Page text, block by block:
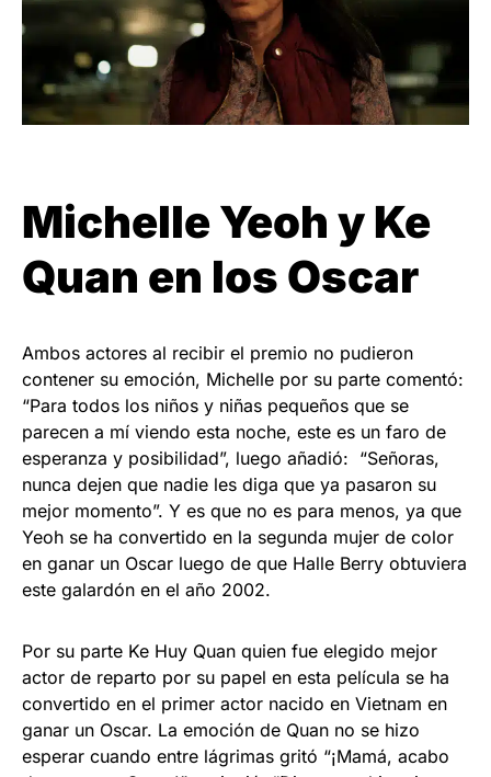
Michelle Yeoh y Ke
Quan en los Oscar
Ambos actores al recibir el premio no pudieron
contener su emoción, Michelle por su parte comentó:
“Para todos los niños y niñas pequeños que se
parecen a mí viendo esta noche, este es un faro de
esperanza y posibilidad”, luego añadió: “Señoras,
nunca dejen que nadie les diga que ya pasaron su
mejor momento”. Y es que no es para menos, ya que
Yeoh se ha convertido en la segunda mujer de color
en ganar un Oscar luego de que Halle Berry obtuviera
este galardón en el año 2002.
Por su parte Ke Huy Quan quien fue elegido mejor
actor de reparto por su papel en esta película se ha
convertido en el primer actor nacido en Vietnam en
ganar un Oscar. La emoción de Quan no se hizo
esperar cuando entre lágrimas gritó “¡Mamá, acabo